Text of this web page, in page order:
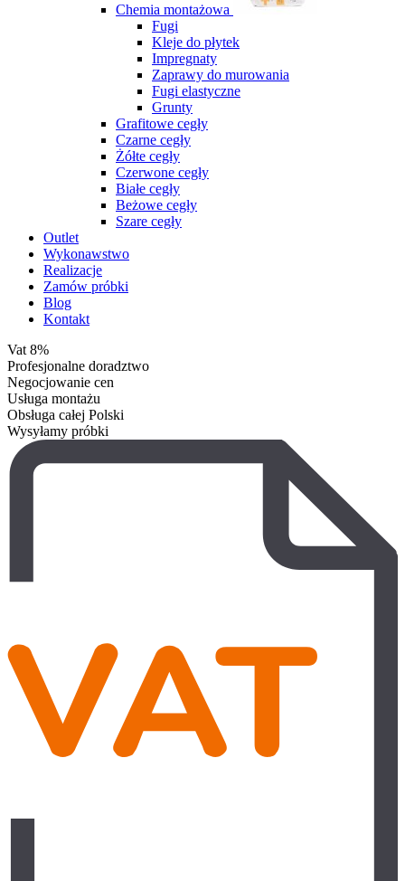
Chemia montażowa
Fugi
Kleje do płytek
Impregnaty
Zaprawy do murowania
Fugi elastyczne
Grunty
Grafitowe cegły
Czarne cegły
Żółte cegły
Czerwone cegły
Białe cegły
Beżowe cegły
Szare cegły
Outlet
Wykonawstwo
Realizacje
Zamów próbki
Blog
Kontakt
Vat 8%
Profesjonalne doradztwo
Negocjowanie cen
Usługa montażu
Obsługa całej Polski
Wysyłamy próbki